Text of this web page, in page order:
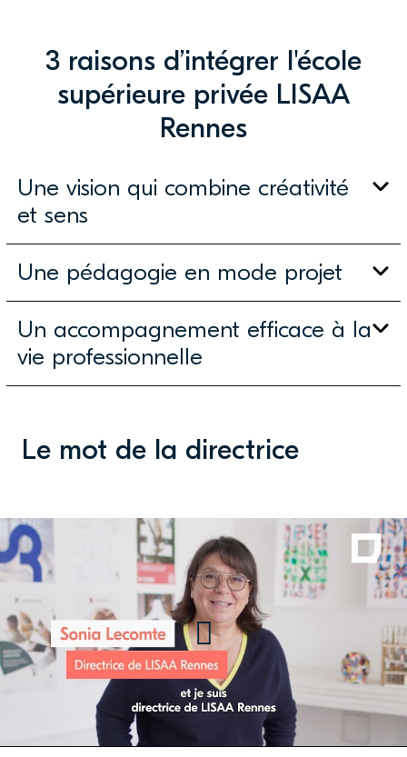
3 raisons d’intégrer l'école
supérieure privée LISAA
Rennes
Une vision qui combine créativité
et sens
Une pédagogie en mode projet
Un accompagnement efficace à la
vie professionnelle
Le mot de la directrice
Le mot de la directrice : Sonia
Lecomte, Directrice de LISAA
Rennes